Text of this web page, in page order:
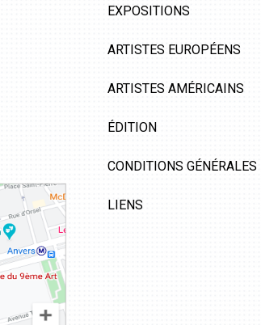
EXPOSITIONS
ARTISTES EUROPÉENS
ARTISTES AMÉRICAINS
ÉDITION
CONDITIONS GÉNÉRALES
LIENS